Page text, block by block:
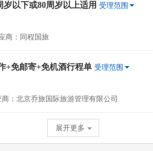
岁以下或80周岁以上适用 受理范围
商：同程国旅
+免邮寄+免机酒行程单 受理范围
商：北京乔旅国际旅游管理有限公司
展开更多